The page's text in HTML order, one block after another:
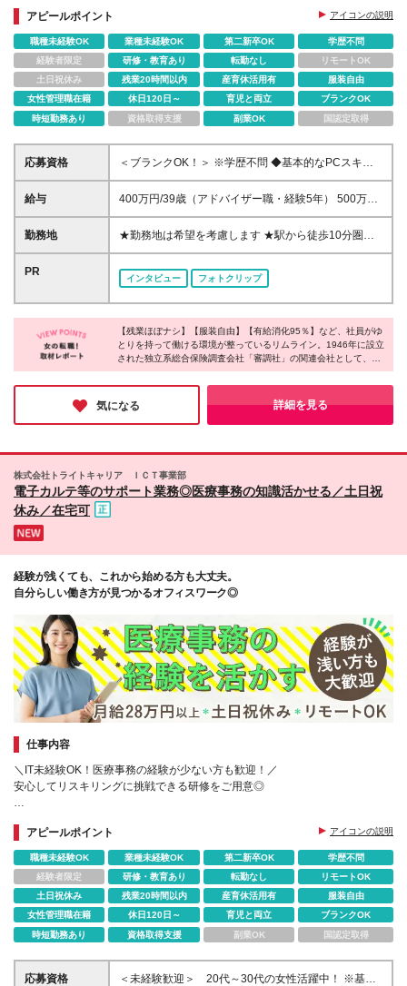
＊AIに代用できないコールセンター業務
アピールポイント アイコンの説明
職種未経験OK 業種未経験OK 第二新卒OK
学歴不問
経験者限定
研修・教育あり 転勤なし
リモートOK
土日祝休み
残業20時間以内 産育休活用有
服装自由
女性管理職在籍
休日120日～ 育児と両立
ブランクOK
時短勤務あり
資格取得支援 副業OK 国認定取得
応募資格
＜ブランクOK！＞ ※学歴不問 ◆基本的なPCスキルを
お持ちの方 └タイピングができればOKです！ ～こん
な方に向いています！～ ◎「人と話すことが好き」
を有意義に過ごしたい方 ◎ブランクがあっても始め
られるお仕事をお探しの方
給与
400万円/39歳（アドバイザー職・経験5年） 500万
円/42歳（チーフ職・経験1年） 550万円/51歳（マネ
ージャー職・経験4年） ＜上記は年収例です＞ ＝＝＝
380万円～430万円 ◆時給1,750円～2,380円（※18時
給アップはありません） ※経験・年齢・能力を考慮の
うえ決定いたします ※座学研修中（20日間）は時給
1,320円（※丸の内：時給1,500円） ⇒座学研修時間
間は下記の給与となります。 新宿・池袋：9:00-
18:00/時給1,550円（18時以降/時給1,940円） 光が
のUPはありません） ★入社後は3ヶ月の契約/その後
は基本的には1年ごとの契約更新 ★1年ごとの評価制
勤務地
★勤務地は希望を考慮します ★駅から徒歩10分圏内
■新宿オフィス └東京都新宿区西新宿 ■丸の内オフィ
ス └東京都千代田区丸の内2丁目2-3 ■光が丘オフィス
└東京都練馬区 ■池袋オフィス └東京都豊島区 (変更の
範囲)上記を除く当社関連勤務地
PR
インタビュー フォトクリップ
【残業ほぼナシ】【服装自由】【有給消化95％】など、社員がゆ
とりを持って働ける環境が整っているリムライン。1946年に設立
された独立系総合保険調査会社「審調社」の関連会社として、景
気に左右されにくい経営基盤が整っているそうです。現在、3種
類のオペレーションスタッフのポジションを募集しており、それ
ぞれ魅力的な仕事内容のため、あなたが興味のある分野があれば
ぜひご応募ください！
気になる 詳細を見る
株式会社トライトキャリア ＩＣＴ事業部
電子カルテ等のサポート業務◎医療事務の知識活かせる／土日祝
休み／在宅可
経験が浅くても、これから始める方も大丈夫。
自分らしい働き方が見つかるオフィスワーク◎
仕事内容
＼IT未経験OK！医療事務の経験が少ない方も歓迎！／
安心してリスキリングに挑戦できる研修をご用意◎
プライベートと両立できる環境です。
アピールポイント アイコンの説明
職種未経験OK 業種未経験OK 第二新卒OK
学歴不問
経験者限定
研修・教育あり 転勤なし
リモートOK
土日祝休み
残業20時間以内 産育休活用有
服装自由
女性管理職在籍
休日120日～ 育児と両立
ブランクOK
時短勤務あり
資格取得支援 副業OK 国認定取得
応募資格
＜未経験歓迎＞ 20代～30代の女性活躍中！ ※基本